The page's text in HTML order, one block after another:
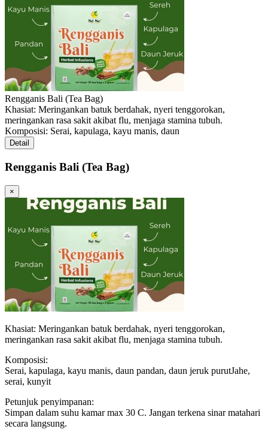
Rengganis Bali (Tea Bag)
Khasiat: Meringankan batuk berdahak, nyeri tenggorokan,
meringankan rasa sakit akibat flu, menjaga stamina tubuh.
Komposisi: Serai, kapulaga, kayu manis, daun
Detail
Rengganis Bali (Tea Bag)
×
Khasiat: Meringankan batuk berdahak, nyeri tenggorokan,
meringankan rasa sakit akibat flu, menjaga stamina tubuh.
Komposisi:
Serai, kapulaga, kayu manis, daun pandan, daun jeruk purutJahe,
serai, kunyit
Petunjuk penyimpanan:
Simpan dalam suhu kamar max 30 C. Jangan terkena sinar matahari
secara langsung.